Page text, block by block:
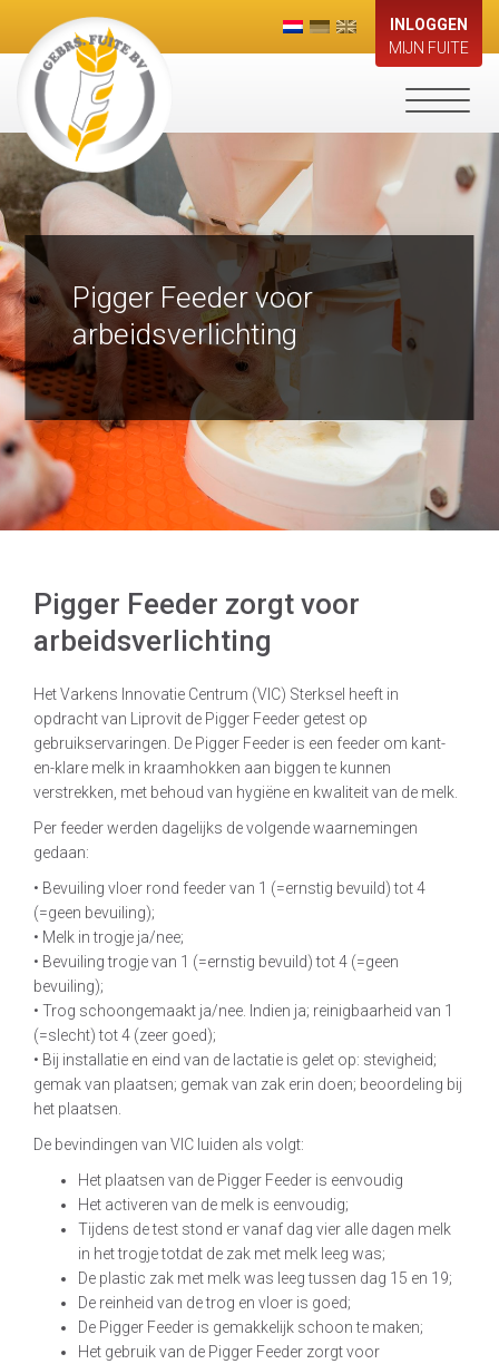
INLOGGEN
MIJN FUITE
Toggle
Pigger Feeder voor
arbeidsverlichting
Pigger Feeder zorgt voor
arbeidsverlichting
Het Varkens Innovatie Centrum (VIC) Sterksel heeft in
opdracht van Liprovit de Pigger Feeder getest op
gebruikservaringen. De Pigger Feeder is een feeder om kant-
en-klare melk in kraamhokken aan biggen te kunnen
verstrekken, met behoud van hygiëne en kwaliteit van de melk.
Per feeder werden dagelijks de volgende waarnemingen
gedaan:
• Bevuiling vloer rond feeder van 1 (=ernstig bevuild) tot 4
(=geen bevuiling);
• Melk in trogje ja/nee;
• Bevuiling trogje van 1 (=ernstig bevuild) tot 4 (=geen
bevuiling);
• Trog schoongemaakt ja/nee. Indien ja; reinigbaarheid van 1
(=slecht) tot 4 (zeer goed);
• Bij installatie en eind van de lactatie is gelet op: stevigheid;
gemak van plaatsen; gemak van zak erin doen; beoordeling bij
het plaatsen.
De bevindingen van VIC luiden als volgt:
Het plaatsen van de Pigger Feeder is eenvoudig
Het activeren van de melk is eenvoudig;
Tijdens de test stond er vanaf dag vier alle dagen melk
in het trogje totdat de zak met melk leeg was;
De plastic zak met melk was leeg tussen dag 15 en 19;
De reinheid van de trog en vloer is goed;
De Pigger Feeder is gemakkelijk schoon te maken;
Het gebruik van de Pigger Feeder zorgt voor